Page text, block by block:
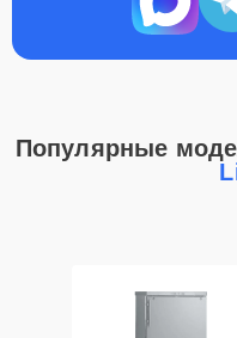
Популярные